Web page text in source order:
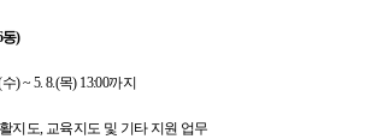
동)
) ~ 5. 8.(목) 13:00까지
지도, 교육지도 및 기타 지원 업무